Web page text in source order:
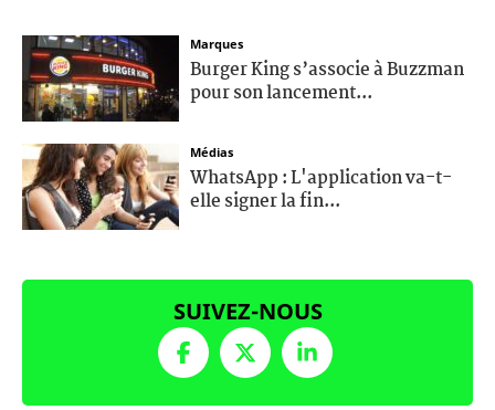
Marques
Burger King s’associe à Buzzman
pour son lancement...
Médias
WhatsApp : L'application va-t-
elle signer la fin...
SUIVEZ-NOUS